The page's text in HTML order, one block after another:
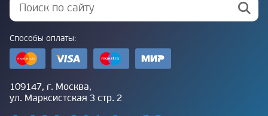
Способы оплаты:
109147, г. Москва,
ул. Марксистская 3 стр. 2